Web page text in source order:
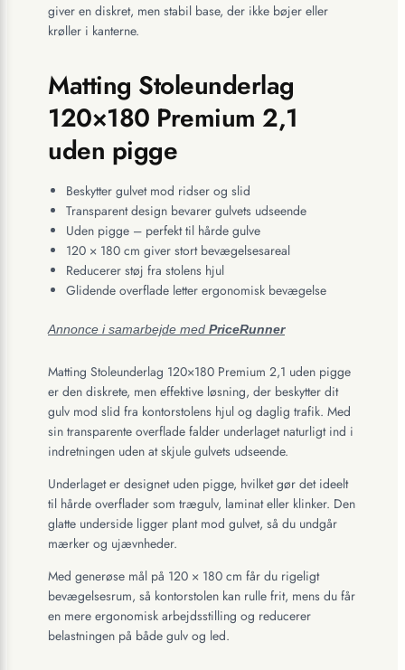
giver en diskret, men stabil base, der ikke bøjer eller
krøller i kanterne.
Matting Stoleunderlag
120×180 Premium 2,1
uden pigge
Beskytter gulvet mod ridser og slid
Transparent design bevarer gulvets udseende
Uden pigge – perfekt til hårde gulve
120 × 180 cm giver stort bevægelsesareal
Reducerer støj fra stolens hjul
Glidende overflade letter ergonomisk bevægelse
Annonce i samarbejde med PriceRunner
Matting Stoleunderlag 120×180 Premium 2,1 uden pigge
er den diskrete, men effektive løsning, der beskytter dit
gulv mod slid fra kontorstolens hjul og daglig trafik. Med
sin transparente overflade falder underlaget naturligt ind i
indretningen uden at skjule gulvets udseende.
Underlaget er designet uden pigge, hvilket gør det ideelt
til hårde overflader som trægulv, laminat eller klinker. Den
glatte underside ligger plant mod gulvet, så du undgår
mærker og ujævnheder.
Med generøse mål på 120 × 180 cm får du rigeligt
bevægelsesrum, så kontorstolen kan rulle frit, mens du får
en mere ergonomisk arbejdsstilling og reducerer
belastningen på både gulv og led.